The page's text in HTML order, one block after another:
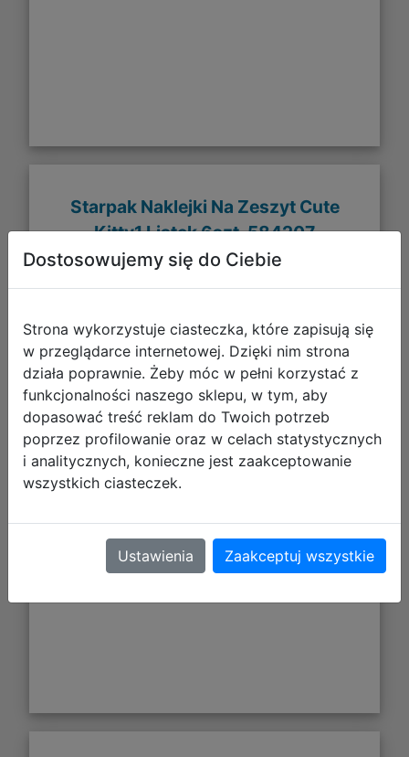
Starpak Naklejki Na Zeszyt Cute
Kitty1 Listek 6szt. 584207
4,50 zł
DO KOSZYKA
Dostosowujemy się do Ciebie
Strona wykorzystuje ciasteczka, które zapisują się
w przeglądarce internetowej. Dzięki nim strona
działa poprawnie. Żeby móc w pełni korzystać z
funkcjonalności naszego sklepu, w tym, aby
dopasować treść reklam do Twoich potrzeb
poprzez profilowanie oraz w celach statystycznych
i analitycznych, konieczne jest zaakceptowanie
wszystkich ciasteczek.
Ustawienia Zaakceptuj wszystkie